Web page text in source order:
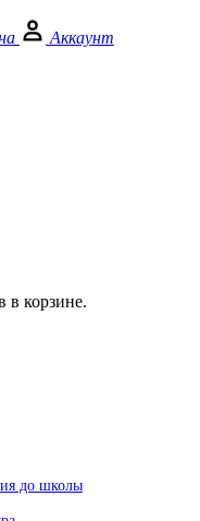
Аккаунт
в корзине.
до школы